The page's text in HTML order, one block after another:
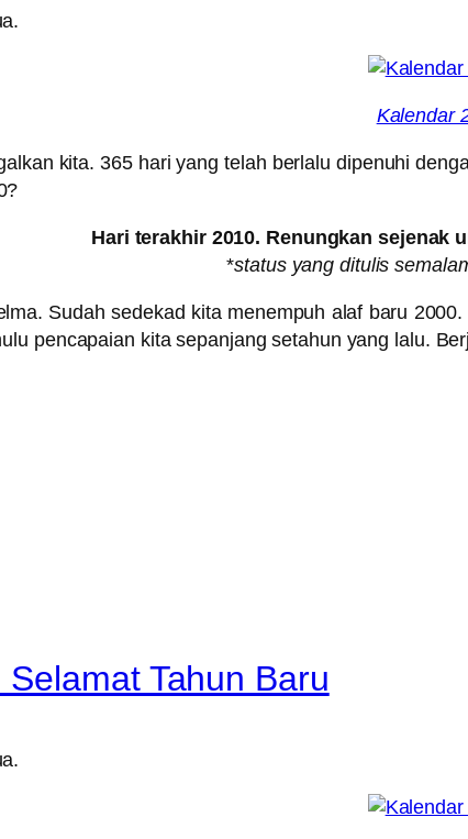
Kalendar
kita. 365 hari yang telah berlalu dipenuhi
Hari terakhir 2010. Renungkan sejenak
*status yang ditulis
Sudah sedekad kita menempuh alaf baru
pencapaian kita sepanjang setahun yang lalu.
Tahun Baru